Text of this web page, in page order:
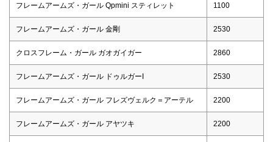
フレームアームズ・ガール Qpmini スティレット 1100
フレームアームズ・ガール 金剛 2530
クロスフレーム・ガール ガオガイガー 2860
フレームアームズ・ガール ドゥルガーI 2530
フレームアームズ・ガール フレズヴェルク＝アーテル 2200
フレームアームズ・ガール アヤツキ 2200